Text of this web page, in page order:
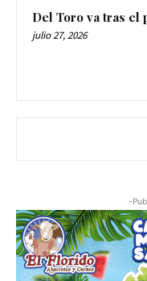
Del Toro va tras el
julio 27, 2026
-